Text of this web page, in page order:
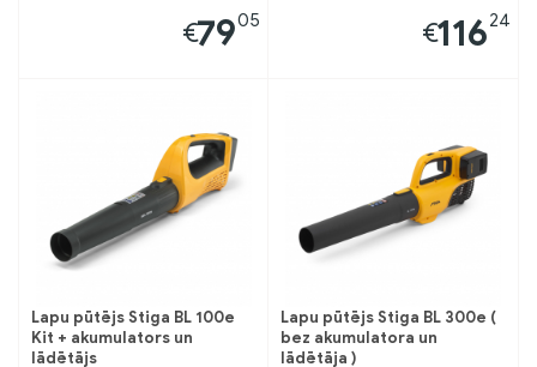
€7905 €11624
Lapu pūtējs Stiga BL 100e
Kit + akumulators un
lādētājs
Lapu pūtējs Stiga BL 300e (
bez akumulatora un
lādētāja )